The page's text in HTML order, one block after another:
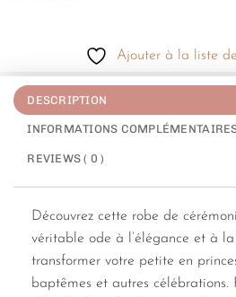
Ajouter à la liste
DESCRIPTION
INFORMATIONS
REVIEWS ( 0 )
Découvrez cette robe de
véritable ode à l’élégance et à
transformer votre petite en
baptêmes et autres célébrations.